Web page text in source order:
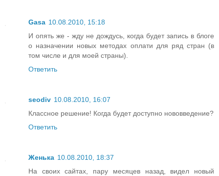
Gasa 10.08.2010, 15:18
И опять же - жду не дождусь, когда будет запись в блоге
о назначении новых методах оплати для ряд стран (в
том числе и для моей страны).
Ответить
seodiv 10.08.2010, 16:07
Классное решение! Когда будет доступно нововведение?
Ответить
Женька 10.08.2010, 18:37
На своих сайтах, пару месяцев назад, видел новый